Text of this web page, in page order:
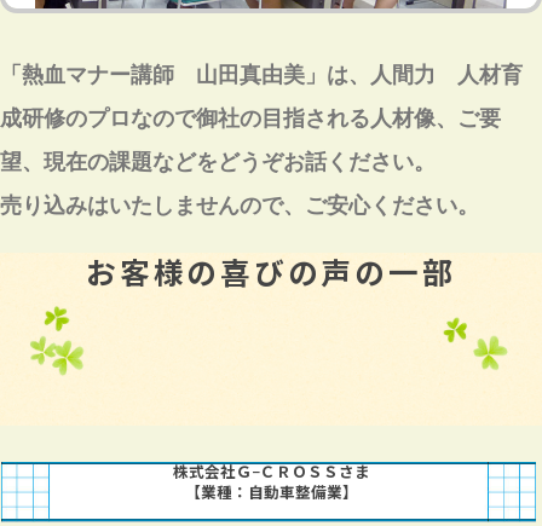
「熱血マナー講師 山田真由美」は、 人間力 人材育
成研修のプロなので御社の目指される人材像、ご要
望、現在の課題などを どうぞお話ください。
売り込みはいたしませんので、ご安心ください。
お客様の喜びの声の一部
株式会社Ｇ−ＣＲＯＳＳさま
【業種：自動車整備業】